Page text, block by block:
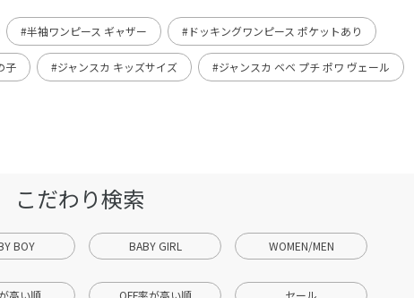
#半袖ワンピース ギャザー #ドッキングワンピース ポケットあり
子 #ジャンスカ キッズサイズ #ジャンスカ ベベ プチ ポワ ヴェール
こだわり検索
BOY BABY GIRL WOMEN/MEN
高い順 OFF率が高い順 セール